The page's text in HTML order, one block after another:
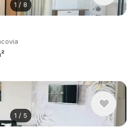
1 / 8
1 / 5